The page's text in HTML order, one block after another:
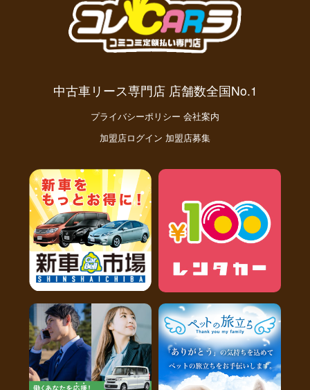
中古車リース専門店 店舗数全国No.1
プライバシーポリシー 会社案内
加盟店ログイン 加盟店募集